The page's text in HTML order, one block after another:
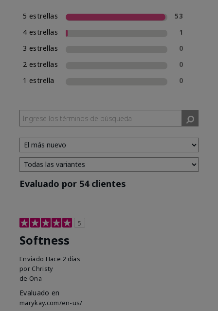
5 estrellas
53
4 estrellas
1
3 estrellas
0
2 estrellas
0
1 estrella
0
Evaluado por 54 clientes
5
Softness
Enviado Hace 2 días
por Christy
de Ona
Evaluado en
marykay.com/en-us/